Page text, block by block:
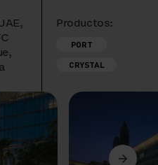
Productos:
PORT
CRYSTAL